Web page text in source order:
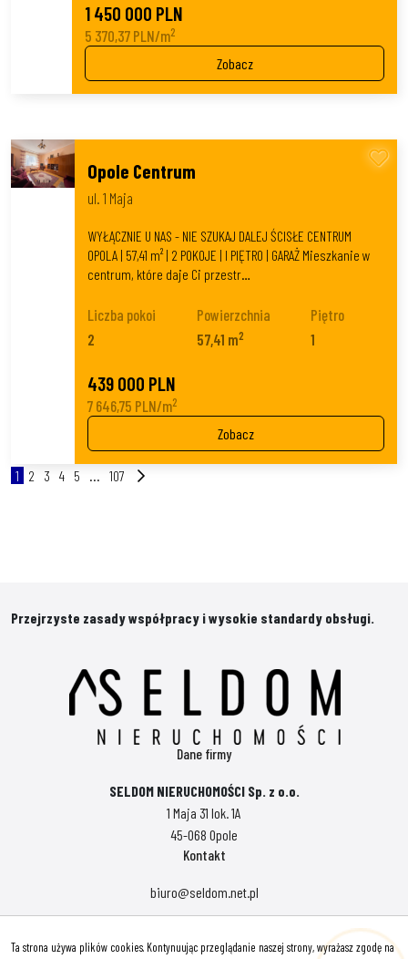
1 450 000 PLN
5 370,37 PLN/m2
Zobacz
Opole Centrum
ul. 1 Maja
WYŁĄCZNIE U NAS - NIE SZUKAJ DALEJ ŚCISŁE CENTRUM
OPOLA | 57,41 m² | 2 POKOJE | I PIĘTRO | GARAŻ Mieszkanie w
centrum, które daje Ci przestr…
Liczba pokoi
2
Powierzchnia
57,41 m2
Piętro
1
439 000 PLN
7 646,75 PLN/m2
Zobacz
1 2 3 4 5 ... 107
Przejrzyste zasady współpracy i wysokie standardy obsługi.
Dane firmy
SELDOM NIERUCHOMOŚCI Sp. z o.o.
1 Maja 31 lok. 1A
45-068 Opole
Kontakt
biuro@seldom.net.pl
Polityka prywatności
Ta strona używa plików cookies. Kontynuując przeglądanie naszej strony, wyrażasz zgodę na